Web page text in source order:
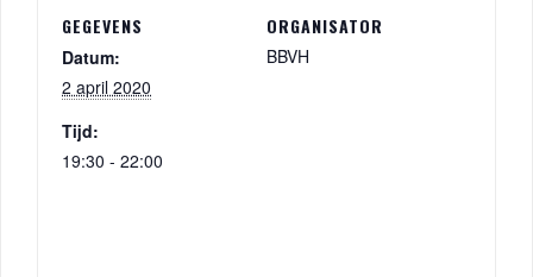
GEGEVENS
Datum:
2 april 2020
Tijd:
19:30 - 22:00
ORGANISATOR
BBVH